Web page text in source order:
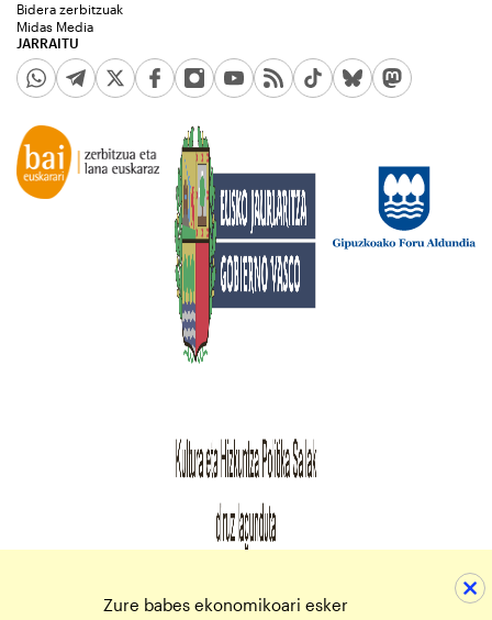
JARRAITU
Bidera zerbitzuak
Midas Media
Zure babes ekonomikoari esker